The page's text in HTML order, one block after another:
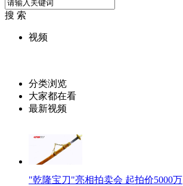
搜 索
视频
分类浏览
大家都在看
最新视频
"乾隆宝刀"亮相拍卖会 起拍价5000万